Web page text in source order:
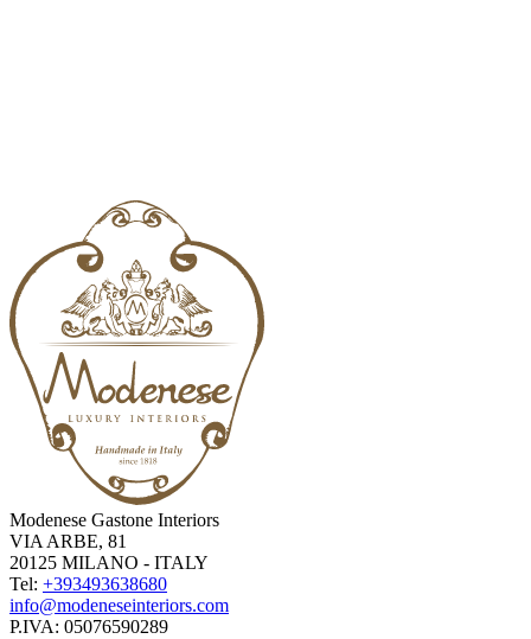
Modenese Gastone Interiors
VIA ARBE, 81
20125 MILANO - ITALY
Tel: +393493638680
info@modeneseinteriors.com
P.IVA: 05076590289